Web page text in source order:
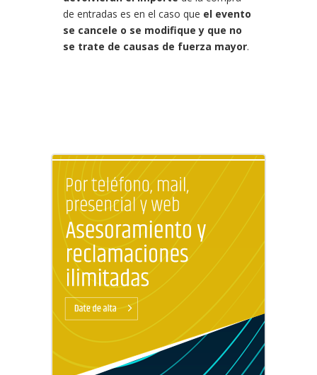
de entradas es en el caso que el evento
se cancele o se modifique y que no
se trate de causas de fuerza mayor.